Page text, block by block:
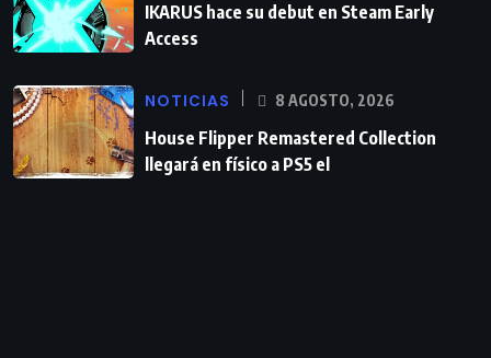
IKARUS hace su debut en Steam Early
Access
NOTICIAS 8 AGOSTO, 2026
House Flipper Remastered Collection
llegará en físico a PS5 el